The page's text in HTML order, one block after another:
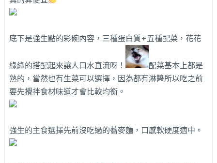
底下是強生點的彩碗內容，三種蛋白質+五種配菜，花花
綠綠的搭配起來讓人口水直流呀！
配菜基本上都是
熟的，當然也有生菜可以選擇，因為都有淋醬所以吃之前
要先攪拌食材味道才會比較均衡。
強生的主食選擇先前沒吃過的蕎麥麵，口感軟硬度適中。